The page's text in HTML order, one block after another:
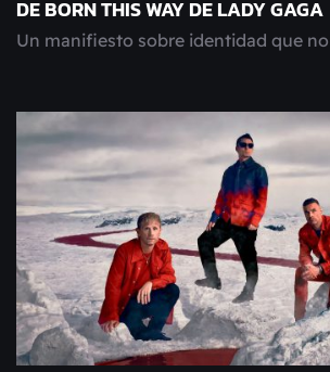
DE BORN THIS WAY DE LADY GAGA
Un manifiesto sobre identidad que